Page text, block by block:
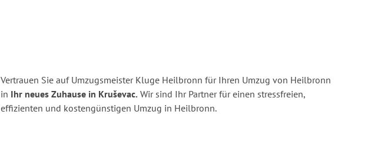
Vertrauen Sie auf Umzugsmeister Kluge Heilbronn für Ihren Umzug von Heilbronn
in Ihr neues Zuhause in Kruševac. Wir sind Ihr Partner für einen stressfreien,
effizienten und kostengünstigen Umzug in Heilbronn.